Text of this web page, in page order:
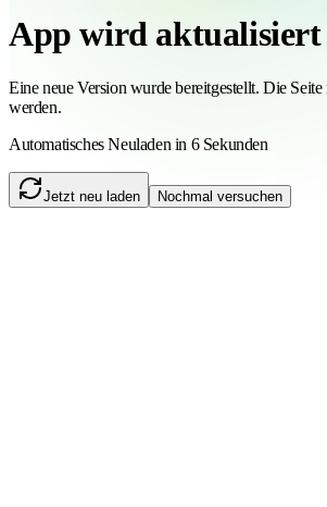
App wird aktualisiert
Eine neue Version wurde bereitgestellt. Die Seite
werden.
Automatisches Neuladen in 6 Sekunden
Jetzt neu laden Nochmal versuchen